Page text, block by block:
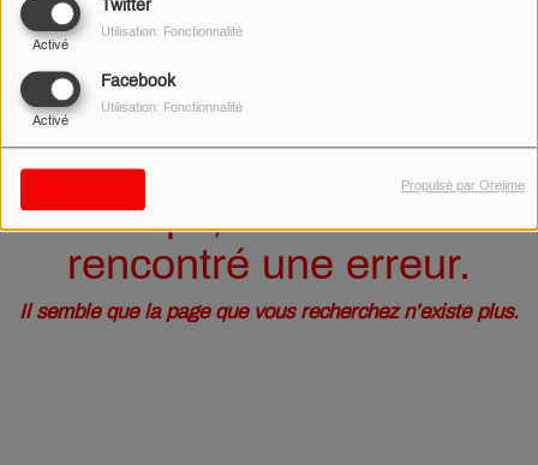
Twitter
Activé
Utilisation: Fonctionnalité
Facebook
Activé
Utilisation: Fonctionnalité
Propulsé par Orejime
Oups, vous avez
rencontré une erreur.
Il semble que la page que vous recherchez n’existe plus.